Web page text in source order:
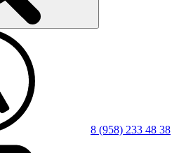
8 (958) 233 48 38